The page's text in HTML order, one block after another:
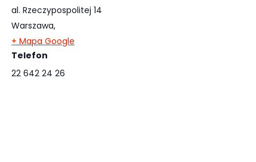
al. Rzeczypospolitej 14
Warszawa,
+ Mapa Google
Telefon
22 642 24 26